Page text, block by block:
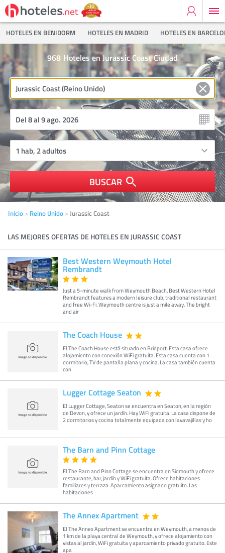
HOTELES EN BENIDORM HOTELES EN MADRID HOTELES EN
Hoteles en Jurassic Coast Ciudad
968
BUSCAR
Inicio Reino Unido Jurassic Coast
LAS MEJORES OFERTAS DE HOTELES EN JURASSIC COAST
Best Western Weymouth Hotel
Rembrandt
Just a 5-minute walk from Weymouth Beach, Best Western Hotel
Rembrandt features a modern leisure club, traditional restaurant
and free Wi-Fi. Weymouth centre is just a mile away. The bright
and air
The Coach House
El The Coach House está situado en Bridport. Esta casa ofrece
alojamiento con conexión WiFi gratuita. Esta casa cuenta con 1
dormitorio, TV de pantalla plana y cocina. La casa también cuenta
con
Lugger Cottage Seaton
El Lugger Cottage, Seaton se encuentra en Seaton, en la región
de Devon, y ofrece un jardín. Hay WiFi gratuita. La casa dispone de
2 dormitorios y cocina totalmente equipada con lavavajillas y ho
The Barn and Pinn Cottage
El The Barn and Pinn Cottage se encuentra en Sidmouth y ofrece
restaurante, bar, jardín y WiFi gratuita. Ofrece habitaciones
familiares y terraza. Aparcamiento asignado gratuito. Las
habitaciones
The Annex Apartment
El The Annex Apartment se encuentra en Weymouth, a menos de
1 km de la playa central de Weymouth, y ofrece alojamiento con
vistas al jardín, WiFi gratuita y aparcamiento privado gratuito. Este
apa